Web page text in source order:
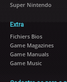
Super Nintendo
Extra
Fichiers Bios
Game Magazines
Game Manuals
Game Music